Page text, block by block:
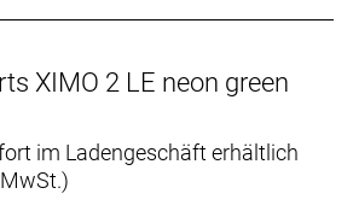
XIMO 2 LE neon green
im Ladengeschäft erhältlich